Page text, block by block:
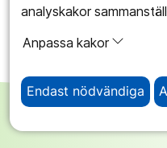
analyskakor
Anpassa kakor
Endast nödvändiga